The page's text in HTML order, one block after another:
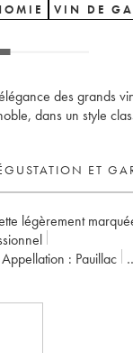
VIN DE
des grands
dans un style
ET
légèrement
Appellation : Pauillac